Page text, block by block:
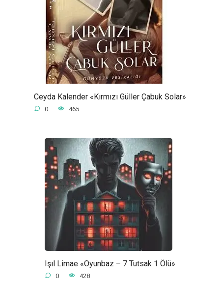
Ceyda Kalender «Kırmızı Güller Çabuk Solar»
0 465
Işıl Limae «Oyunbaz – 7 Tutsak 1 Ölü»
0 428